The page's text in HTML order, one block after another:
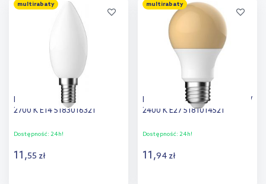
Dodaj do
porównania
Dodaj do
porównania
multirabaty
Nordlux C35 żarówka 1x4 W
2700 K E14 5183016321
Dostępność: 24h!
11,55 zł
multirabaty
Nordlux A60 żarówka 1x4,9 W
2400 K E27 5181014521
Dostępność: 24h!
11,94 zł